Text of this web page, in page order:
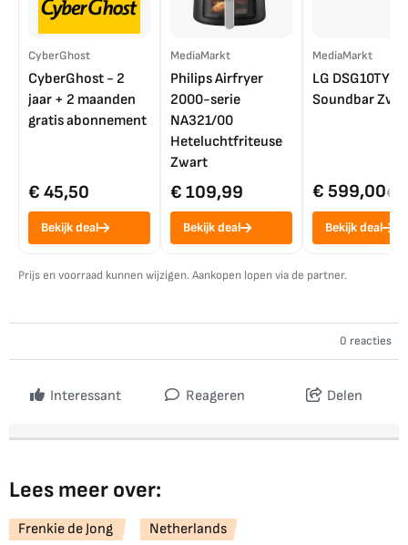
CyberGhost
CyberGhost - 2
jaar + 2 maanden
gratis abonnement
€ 45,50
Bekijk deal
MediaMarkt
Philips Airfryer
2000-serie
NA321/00
Heteluchtfriteuse
Zwart
€ 109,99
Bekijk deal
MediaMarkt
LG DSG10TY
Soundbar
€ 599,00€
Bekijk deal
Prijs en voorraad kunnen wijzigen. Aankopen lopen via de partner.
0 reacties
Interessant Reageren Delen
Lees meer over:
Frenkie de Jong
Netherlands